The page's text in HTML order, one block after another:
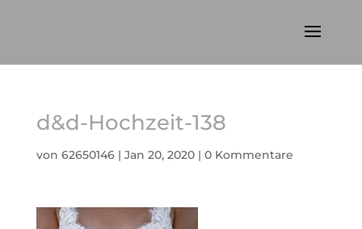
d&d-Hochzeit-138
von 62650146| Jan 20, 2020| 0 Kommentare